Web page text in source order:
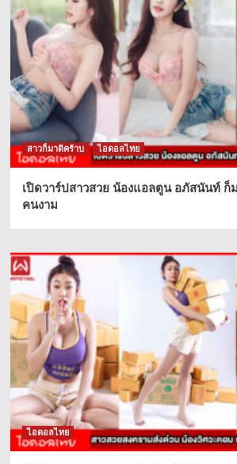
สาวก็มาดิคร้าบ ไอดอลไทย
เปิดวาร์ปสาวสวย น้องแอลตูน อภัสนันท์ ก็
คนงาม
ไอดอลไทย